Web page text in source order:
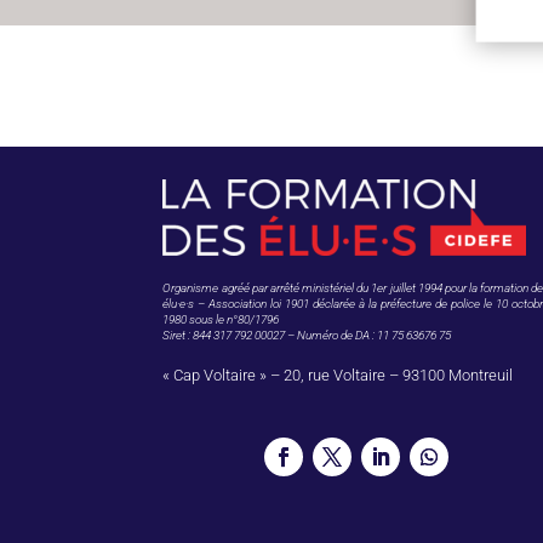
Organisme agréé par arrêté ministériel du 1er juillet 1994 pour la formation
élu·e·s – Association loi 1901 déclarée à la préfecture de police le 10
1980 sous le n°80/1796
Siret : 844 317 792 00027 – Numéro de DA : 11 75 63676 75
« Cap Voltaire » – 20, rue Voltaire – 93100 Montreuil